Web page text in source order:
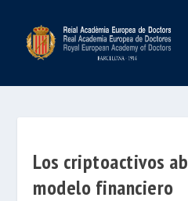
Los criptoactivos
modelo financiero